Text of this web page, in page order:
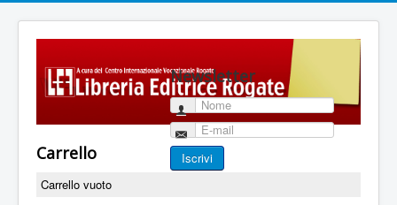
Newsletter
Nome
E-mail
Iscrivi
Carrello
Carrello vuoto